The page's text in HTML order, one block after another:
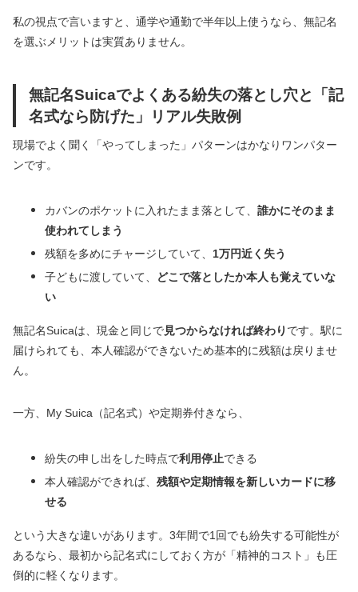
私の視点で言いますと、通学や通勤で半年以上使うなら、無記名
を選ぶメリットは実質ありません。
無記名Suicaでよくある紛失の落とし穴と「記
名式なら防げた」リアル失敗例
現場でよく聞く「やってしまった」パターンはかなりワンパター
ンです。
カバンのポケットに入れたまま落として、 誰かにそのまま
使われてしまう
残額を多めにチャージしていて、 1万円近く失う
子どもに渡していて、
どこで落としたか本人も覚えていな
い
無記名Suicaは、現金と同じで見つからなければ終わり です。駅に
届けられても、本人確認ができないため基本的に残額は戻りませ
ん。
一方、My Suica（記名式）や定期券付きなら、
紛失の申し出をした時点で利用停止できる
本人確認ができれば、 残額や定期情報を新しいカードに移
せる
という大きな違いがあります。3年間で1回でも紛失する可能性が
あるなら、最初から記名式にしておく方が「精神的コスト」も圧
倒的に軽くなります。